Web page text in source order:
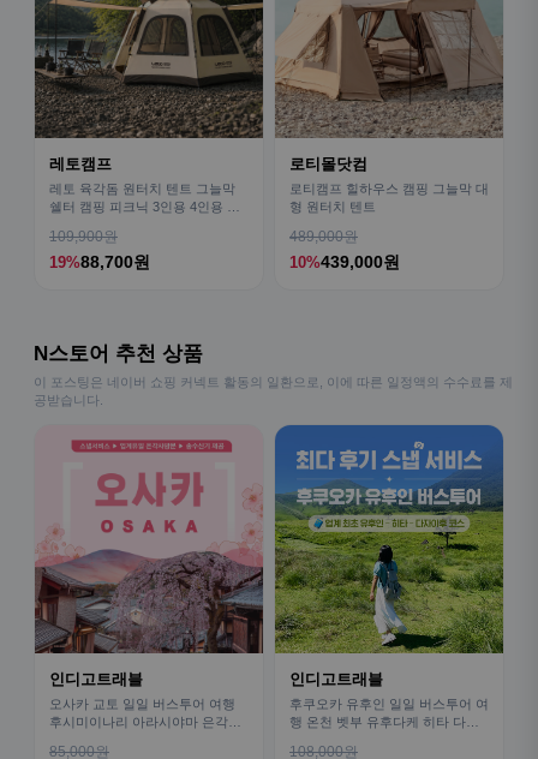
레토캠프
레토 육각돔 원터치 텐트 그늘막
쉘터 캠핑 피크닉 3인용 4인용 패
109,900원
19%88,700원
로티몰닷컴
로티캠프 힐하우스 캠핑 그늘막 대
형 원터치 텐트
489,000원
10%439,000원
N스토어 추천 상품
이 포스팅은 네이버 쇼핑 커넥트 활동의 일환으로, 이에 따른 일정액의 수수료를 제
공받습니다.
인디고트래블
오사카 교토 일일 버스투어 여행
후시미이나리 아라시야마 은각사
85,000원
인디고트래블
후쿠오카 유후인 일일 버스투어 여
행 온천 벳부 유후다케 히타 다자
108,000원